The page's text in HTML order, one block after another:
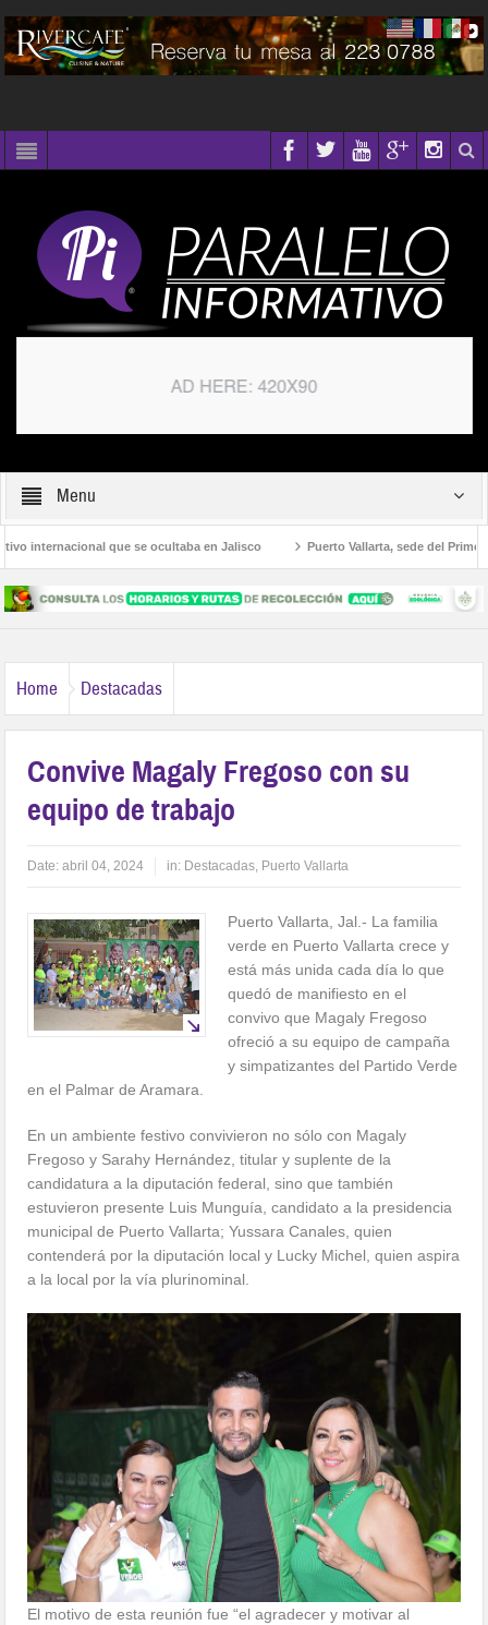
Menu
que se ocultaba en Jalisco Puerto Vallarta, sede del Primer
en Jalisco Participan servidores públicos en la Caravana
Home Destacadas
Convive Magaly Fregoso con su
equipo de trabajo
Date:abril 04, 2024 in: Destacadas, Puerto Vallarta
Puerto Vallarta, Jal.- La familia
verde en Puerto Vallarta crece y
está más unida cada día lo que
quedó de manifiesto en el
convivo que Magaly Fregoso
ofreció a su equipo de campaña
y simpatizantes del Partido Verde
en el Palmar de Aramara.
En un ambiente festivo convivieron no sólo con Magaly
Fregoso y Sarahy Hernández, titular y suplente de la
candidatura a la diputación federal, sino que también
estuvieron presente Luis Munguía, candidato a la presidencia
municipal de Puerto Vallarta; Yussara Canales, quien
contenderá por la diputación local y Lucky Michel, quien aspira
a la local por la vía plurinominal.
El motivo de esta reunión fue “el agradecer y motivar al